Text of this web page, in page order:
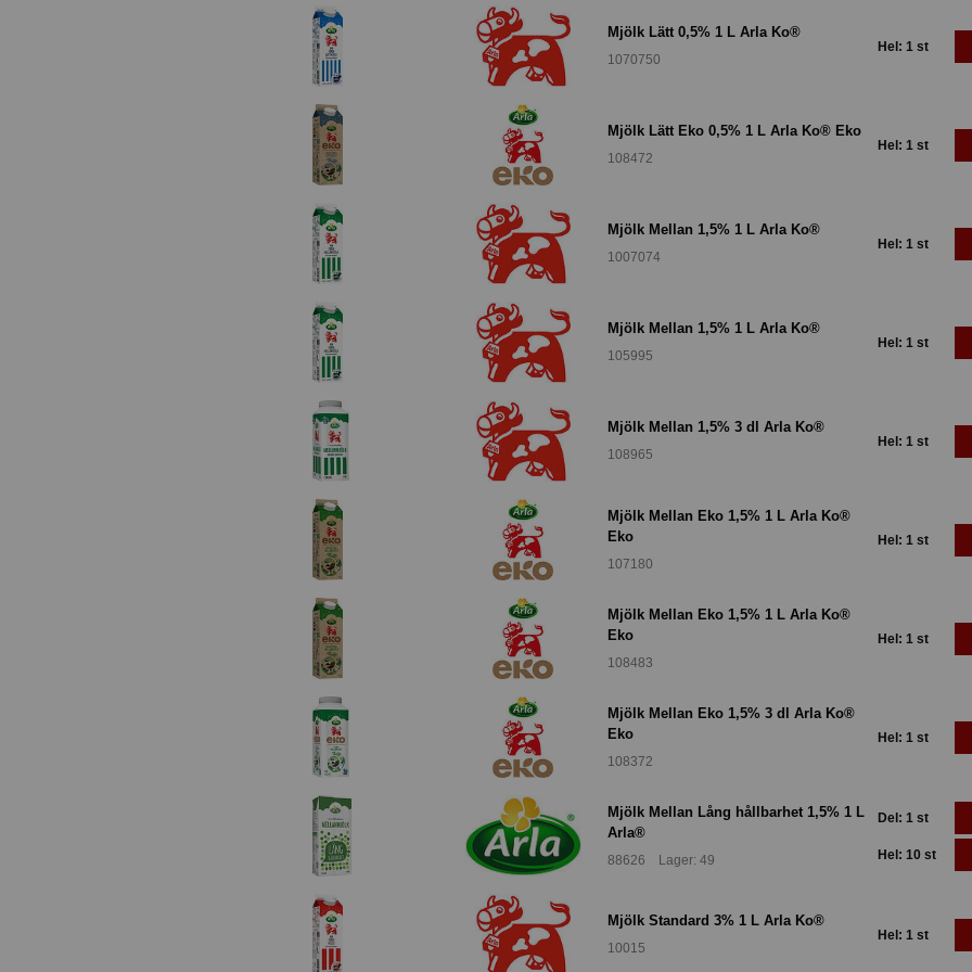
Mjölk Lätt 0,5% 1 L Arla Ko®
1070750
Hel: 1 st
Mjölk Lätt Eko 0,5% 1 L Arla Ko® Eko
108472
Hel: 1 st
Mjölk Mellan 1,5% 1 L Arla Ko®
1007074
Hel: 1 st
Mjölk Mellan 1,5% 1 L Arla Ko®
105995
Hel: 1 st
Mjölk Mellan 1,5% 3 dl Arla Ko®
108965
Hel: 1 st
Mjölk Mellan Eko 1,5% 1 L Arla Ko®
Eko
107180
Hel: 1 st
Mjölk Mellan Eko 1,5% 1 L Arla Ko®
Eko
108483
Hel: 1 st
Mjölk Mellan Eko 1,5% 3 dl Arla Ko®
Eko
108372
Hel: 1 st
Mjölk Mellan Lång hållbarhet 1,5% 1 L
Arla®
88626 Lager: 49
Del: 1 st
Hel: 10 st
Mjölk Standard 3% 1 L Arla Ko®
10015
Hel: 1 st